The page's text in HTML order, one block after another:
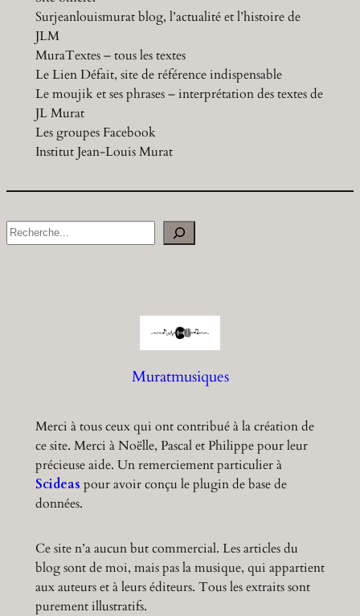
Surjeanlouismurat blog, l’actualité et l’histoire de
JLM
MuraTextes – tous les textes
Le Lien Défait, site de référence indispensable
Le moujik et ses phrases – interprétation des textes de
JL Murat
Les groupes Facebook
Institut Jean-Louis Murat
S
Muratmusiques
Merci à tous ceux qui ont contribué à la création de
ce site. Merci à Noëlle, Pascal et Philippe pour leur
précieuse aide. Un remerciement particulier à
Scideas pour avoir conçu le plugin de base de
données.
Ce site n’a aucun but commercial. Les articles du
blog sont de moi, mais pas la musique, qui appartient
aux auteurs et à leurs éditeurs. Tous les extraits sont
purement illustratifs.